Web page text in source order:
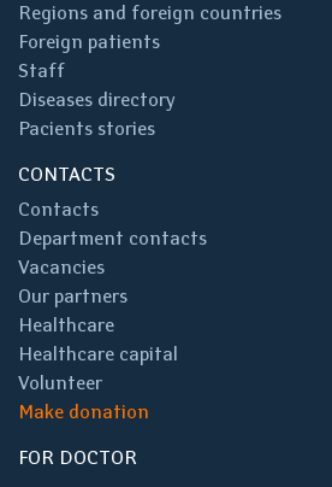
Regions and foreign countries
Foreign patients
Staff
Diseases directory
Pacients stories
CONTACTS
Contacts
Department contacts
Vacancies
Our partners
Healthcare
Healthcare capital
Volunteer
Make donation
FOR DOCTOR